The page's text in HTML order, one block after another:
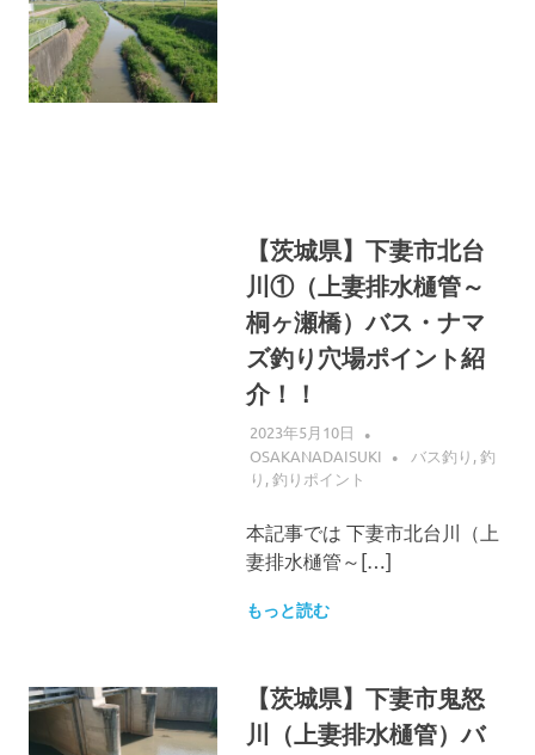
【茨城県】下妻市北台
川①（上妻排水樋管～
桐ヶ瀬橋）バス・ナマ
ズ釣り穴場ポイント紹
介！！
2023年5月10日
OSAKANADAISUKI
バス釣り 釣
り 釣りポイント
本記事では 下妻市北台川（上
妻排水樋管～[…]
もっと読む
【茨城県】下妻市鬼怒
川（上妻排水樋管）バ